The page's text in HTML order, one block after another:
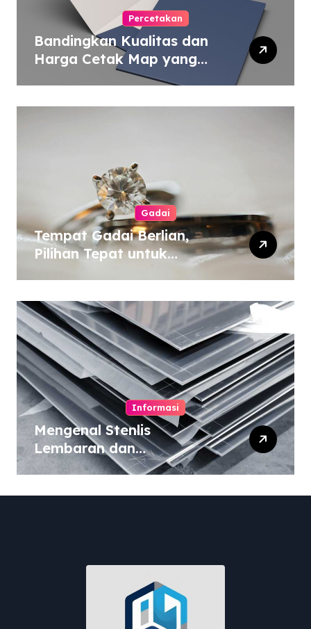
Percetakan
Bandingkan Kualitas dan
Harga Cetak Map yang
Murah atau Mahal
Gadai
Tempat Gadai Berlian,
Pilihan Tepat untuk
Informasi
Mengenal Stenlis
Lembaran dan
Komposisinya